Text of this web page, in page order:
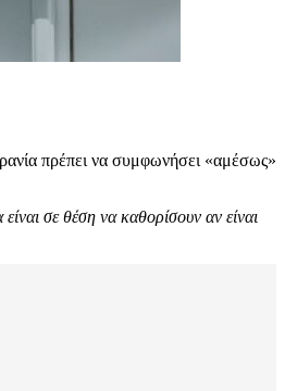
πρέπει να συμφωνήσει «αμέσως»
σε θέση να καθορίσουν αν είναι